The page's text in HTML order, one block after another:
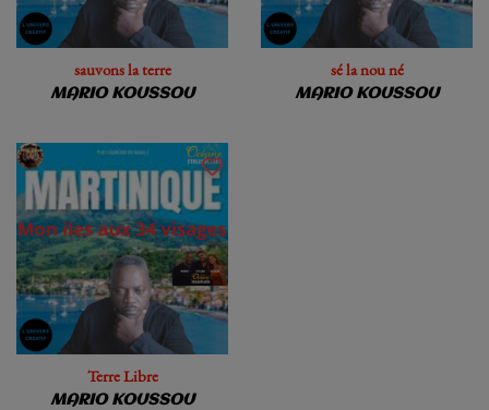
sauvons la terre
MARIO KOUSSOU
sé la nou né
MARIO KOUSSOU
Terre Libre
MARIO KOUSSOU